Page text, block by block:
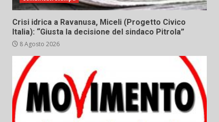
Crisi idrica a Ravanusa, Miceli (Progetto Civico
Italia): “Giusta la decisione del sindaco Pitrola”
8 Agosto 2026